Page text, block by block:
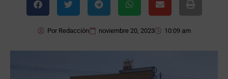
PorRedacción noviembre 20, 2023 10:09 am